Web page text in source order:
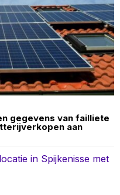
gegevens van failliete
aan